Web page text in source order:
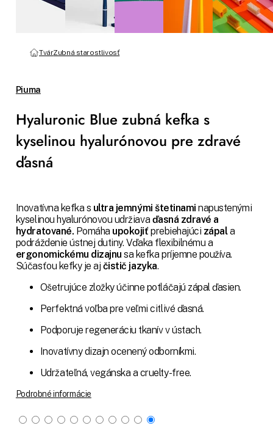
TvárZubná starostlivosť
Piuma
Hyaluronic Blue zubná kefka s
kyselinou hyalurónovou pre zdravé
ďasná
Inovatívna kefka s ultra jemnými štetinami napustenými
kyselinou hyalurónovou udržiava ďasná zdravé a
hydratované. Pomáha upokojiťprebiehajúci zápala
podráždenie ústnej dutiny. Vďaka flexibilnému a
ergonomickému dizajnusa kefka príjemne používa.
Súčasťou kefky je aj čistič jazyka.
Ošetrujúce zložky účinne potláčajú zápal ďasien.
Perfektná voľba pre veľmi citlivé ďasná.
Podporuje regeneráciu tkanív v ústach.
Inovatívny dizajn ocenený odborníkmi.
Udržateľná, vegánska a cruelty-free.
Podrobné informácie